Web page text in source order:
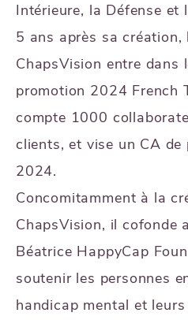
Intérieure, la Défense et
5 ans après sa création,
ChapsVision entre dans
promotion 2024 French
compte 1000
clients, et vise un CA
2024.
Concomitamment à la
ChapsVision, il cofonde
Béatrice HappyCap
soutenir les personnes
handicap mental et